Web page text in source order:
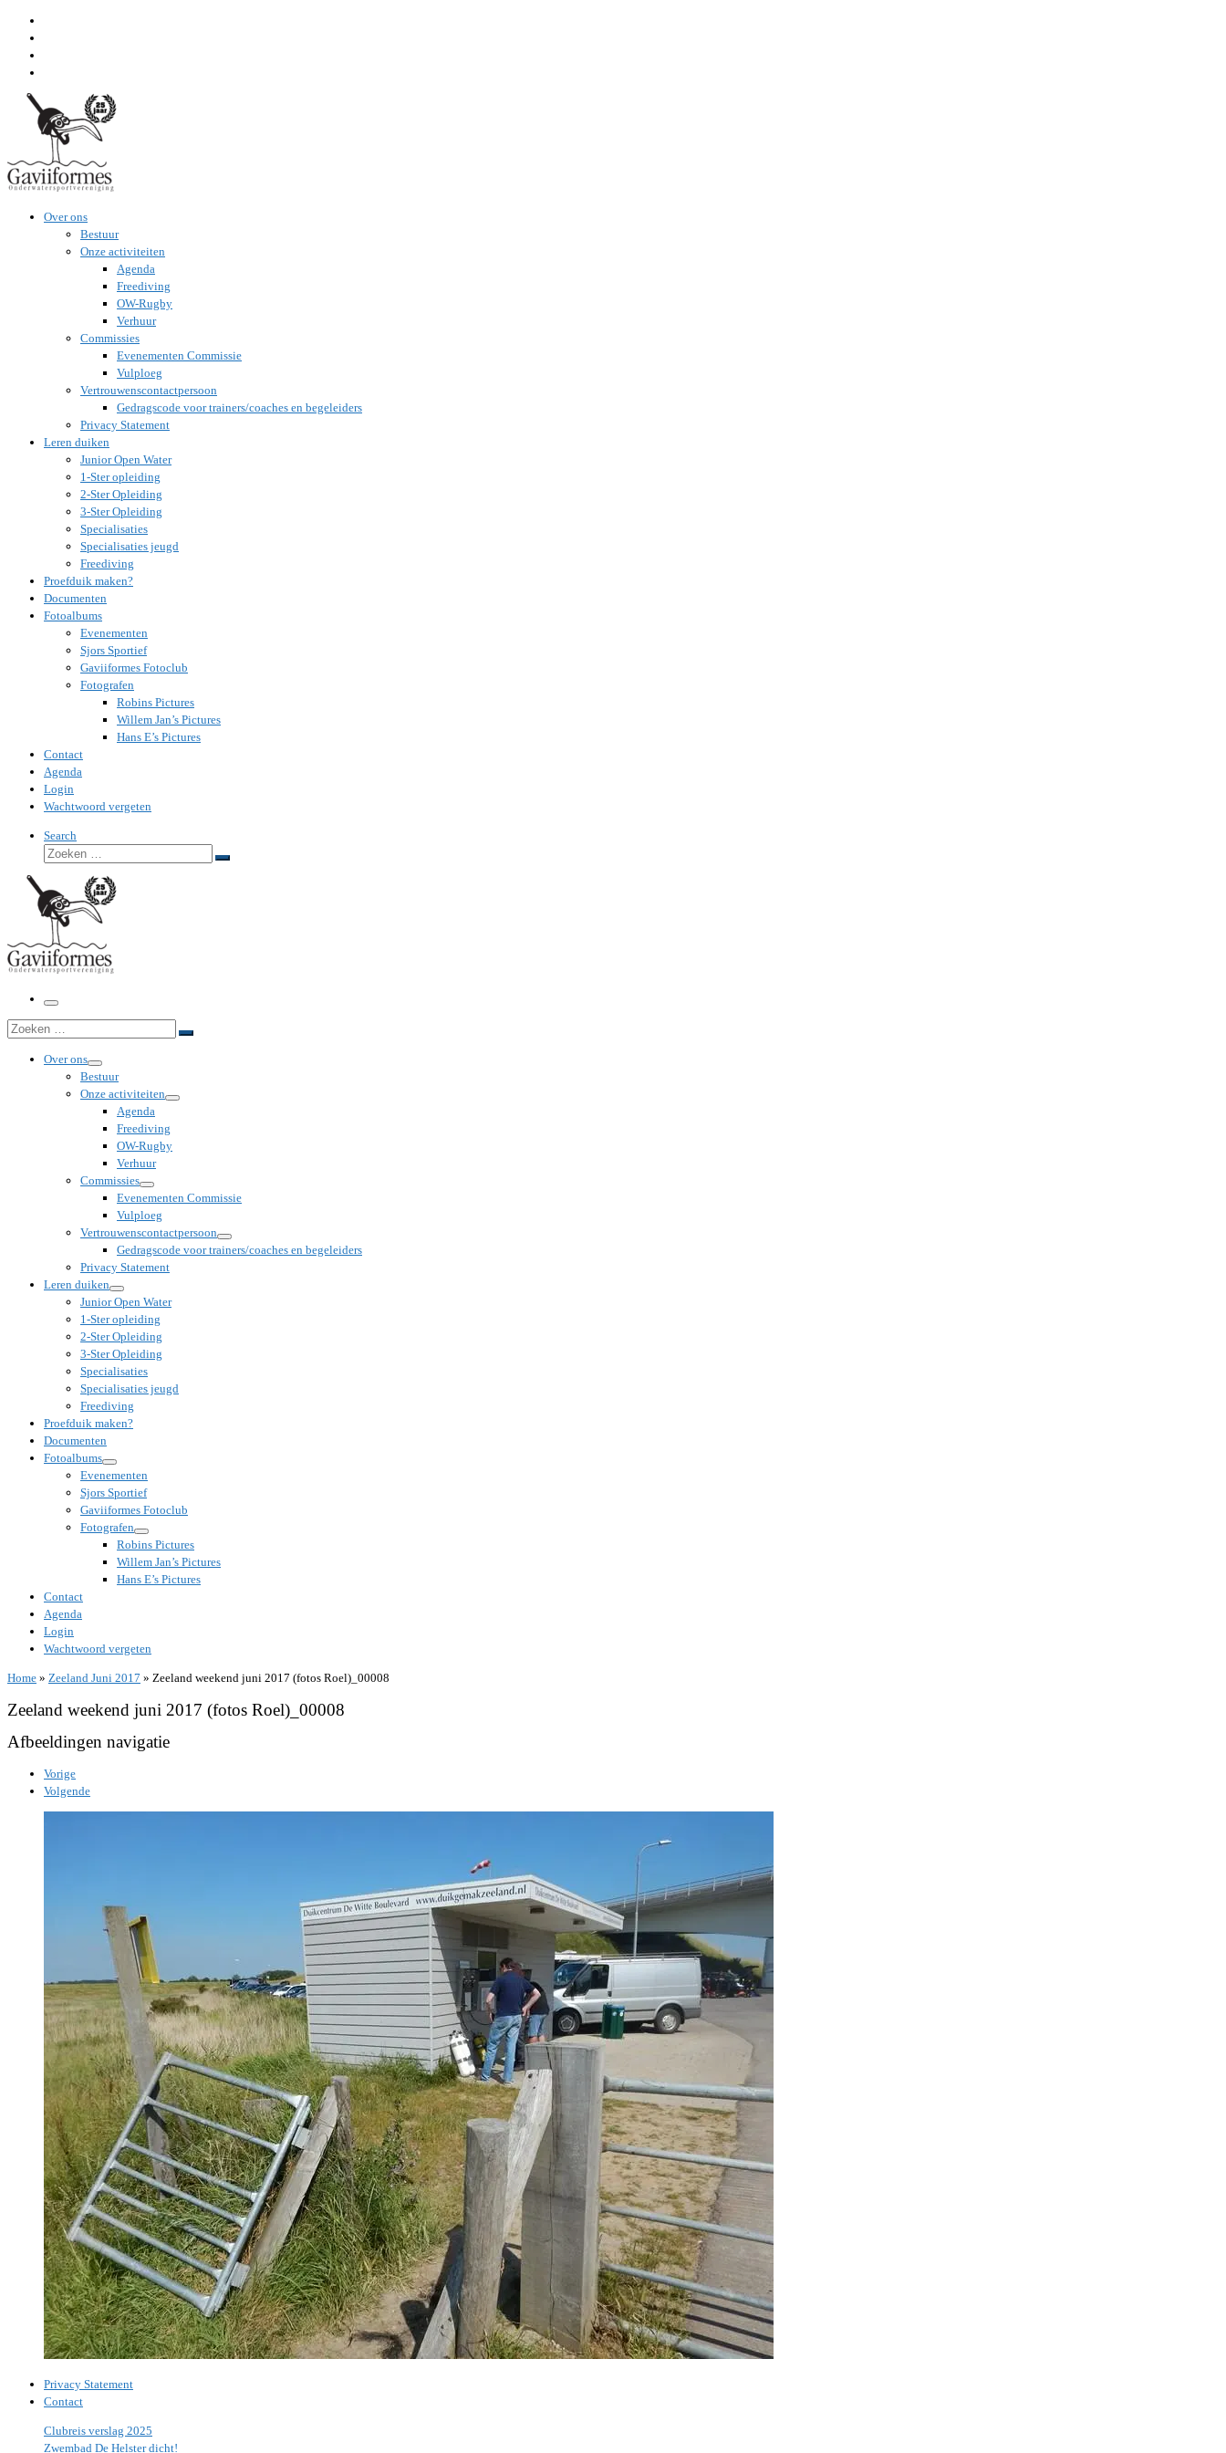
inhoud
Over ons
Bestuur
Onze activiteiten
Agenda
Freediving
OW-Rugby
Verhuur
Commissies
Evenementen Commissie
Vulploeg
Vertrouwenscontactpersoon
Gedragscode voor trainers/coaches en begeleiders
Privacy Statement
Leren duiken
Junior Open Water
1-Ster opleiding
2-Ster Opleiding
3-Ster Opleiding
Specialisaties
Specialisaties jeugd
Freediving
Proefduik maken?
Documenten
Fotoalbums
Evenementen
Sjors Sportief
Gaviiformes Fotoclub
Fotografen
Robins Pictures
Willem Jan’s Pictures
Hans E’s Pictures
Contact
Agenda
Login
Wachtwoord vergeten
Search
Zoeken
Zoeken
Menu
Zoeken
Zoeken
Over ons
Bestuur
Onze activiteiten
Agenda
Freediving
OW-Rugby
Verhuur
Commissies
Evenementen Commissie
Vulploeg
Vertrouwenscontactpersoon
Gedragscode voor trainers/coaches en begeleiders
Privacy Statement
Leren duiken
Junior Open Water
1-Ster opleiding
2-Ster Opleiding
3-Ster Opleiding
Specialisaties
Specialisaties jeugd
Freediving
Proefduik maken?
Documenten
Fotoalbums
Evenementen
Sjors Sportief
Gaviiformes Fotoclub
Fotografen
Robins Pictures
Willem Jan’s Pictures
Hans E’s Pictures
Contact
Agenda
Login
Wachtwoord vergeten
Home » Zeeland Juni 2017 » Zeeland weekend juni 2017 (fotos Roel)_00008
Zeeland weekend juni 2017 (fotos Roel)_00008
Afbeeldingen navigatie
Vorige
Volgende
Privacy Statement
Contact
Clubreis verslag 2025
Zwembad De Helster dicht!